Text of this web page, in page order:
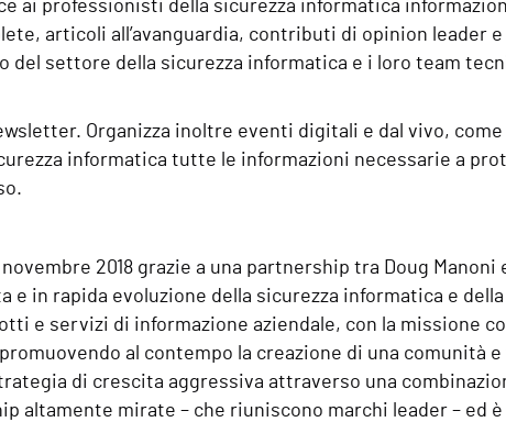
ai professionisti della sicurezza informatica
articoli all’avanguardia, contributi di opinion leader
settore della sicurezza informatica e i loro team
Organizza inoltre eventi digitali e dal vivo, come
informatica tutte le informazioni necessarie a
2018 grazie a una partnership tra Doug Manoni
in rapida evoluzione della sicurezza informatica e
e servizi di informazione aziendale, con la missione
al contempo la creazione di una comunità
di crescita aggressiva attraverso una
altamente mirate – che riuniscono marchi leader – ed è